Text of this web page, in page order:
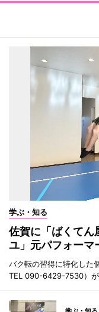
学ぶ・知る
佐賀に「ばくて
ユ」元パフォーマ
バク転の習得に特化した
TEL 090-6429-7530）が